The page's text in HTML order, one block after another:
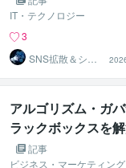
IT・テクノロジー
3
SNS拡散＆シス
テム開発業務自
動化のプロ
アルゴリズム・ガ
ラックボックスを
トフォーム資産に
記事
ビジネス・マーケティング